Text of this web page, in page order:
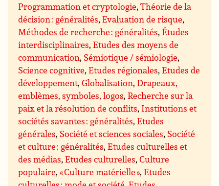
Programmation et cryptologie,Théorie de la
décision : généralités,Evaluation de risque,
Méthodes de recherche : généralités,Études
interdisciplinaires,Etudes des moyens de
communication, Sémiotique / sémiologie,
Science cognitive,Etudes régionales,Etudes de
développement,Globalisation,Drapeaux,
emblèmes, symboles, logos,Recherche sur la
paix et la résolution de conflits, Institutions et
sociétés savantes : généralités,Etudes
générales, Société et sciences sociales, Société
et culture : généralités,Etudes culturelles et
des médias,Etudes culturelles,Culture
populaire,« Culture matérielle »,Etudes